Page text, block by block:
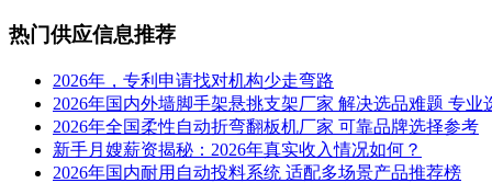
热门供应信息推荐
2026年，专利申请找对机构少走弯路
2026年国内外墙脚手架悬挑支架厂家 解决选品难题 专业
2026年全国柔性自动折弯翻板机厂家 可靠品牌选择参考
新手月嫂薪资揭秘：2026年真实收入情况如何？
2026年国内耐用自动投料系统 适配多场景产品推荐榜